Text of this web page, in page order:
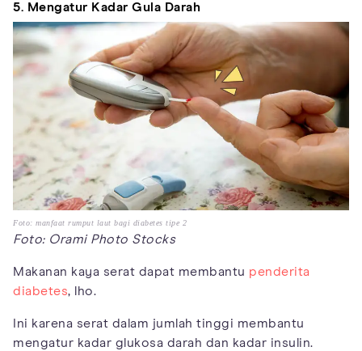
5. Mengatur Kadar Gula Darah
Foto: manfaat rumput laut bagi diabetes tipe 2
Foto: Orami Photo Stocks
Makanan kaya serat dapat membantu penderita
diabetes, lho.
Ini karena serat dalam jumlah tinggi membantu
mengatur kadar glukosa darah dan kadar insulin.